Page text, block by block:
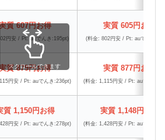
質 607円お得
円安 / Pt: auでんき:195pt)
実質 605円お得
(料金: 802円安 / Pt: auでんき
質 879円お得
円安 / Pt: auでんき:236pt)
実質 877円お得
(料金: 1,115円安 / Pt: auでんき
質 1,150円お得
円安 / Pt: auでんき:278pt)
実質 1,148円お得
(料金: 1,428円安 / Pt: auでんき
スクロールできます